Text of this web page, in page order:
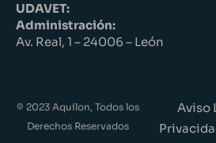
UDAVET:
Administración:
Av. Real, 1 – 24006 – León
© 2023 Aquilon, Todos los
Derechos Reservados
Aviso